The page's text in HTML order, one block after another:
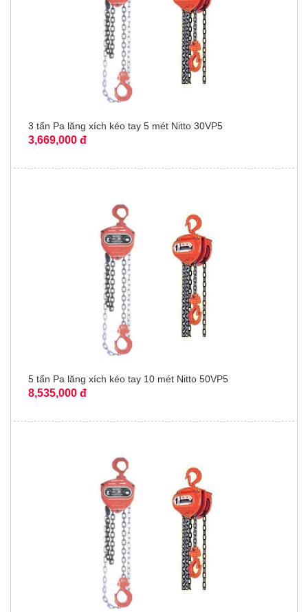
3 tấn Pa lăng xích kéo tay 5 mét Nitto 30VP5
3,669,000 đ
5 tấn Pa lăng xích kéo tay 10 mét Nitto 50VP5
8,535,000 đ